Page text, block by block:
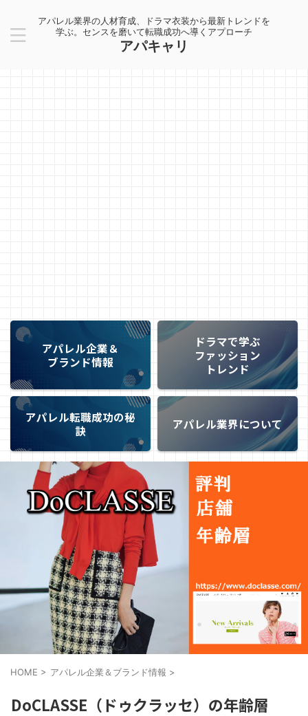
アパレル業界の人材育成、ドラマ衣装から最新トレンドを
学ぶ。センスを磨いて転職成功へ導くアプローチ
アパキャリ
アパレル企業＆
ブランド情報
ドラマで学ぶ
ファッション
トレンド
アパレル転職成功の秘
訣
アパレル業界について
HOME > アパレル企業＆ブランド情報 >
DoCLASSE（ドゥクラッセ）の年齢層